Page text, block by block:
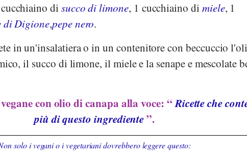
di succo di limone, 1 cucchiaino di miele, 1
di Digione,pepe nero.
in un'insalatiera o in un contenitore con beccuccio
il succo di limone, il miele e la senape e mescolate
con olio di canapa alla voce: “Ricette che
più di questo ingrediente”.
solo i vegani o i vegetariani dovrebbero leggere questo: